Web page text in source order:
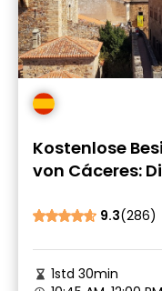
Kostenlose
von Cáceres:
9.3(286)
1std 30min